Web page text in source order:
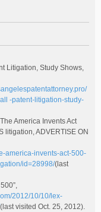
Litigation, Study Shows,
-patent-litigation-study-
America Invents Act
litigation, ADVERTISE ON
america-invents-act-500-
id=28998/(last
2012/10/10/lex-
(last visited Oct. 25, 2012).